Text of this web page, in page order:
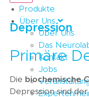
Produkte
Über Uns
Über Uns
Das
Kontakt
Jobs
Depression
Primäre
Die biochemische
Depression sind